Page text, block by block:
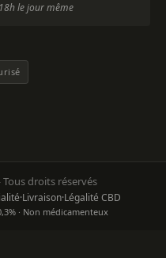
le jour même
droits réservés
·Livraison·Légalité CBD
· Non médicamenteux